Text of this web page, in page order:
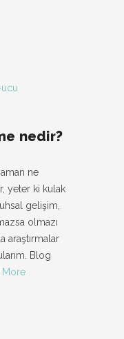
nedir?
ne
yeter ki kulak
gelişim,
olmazı
araştırmalar
Blog
More